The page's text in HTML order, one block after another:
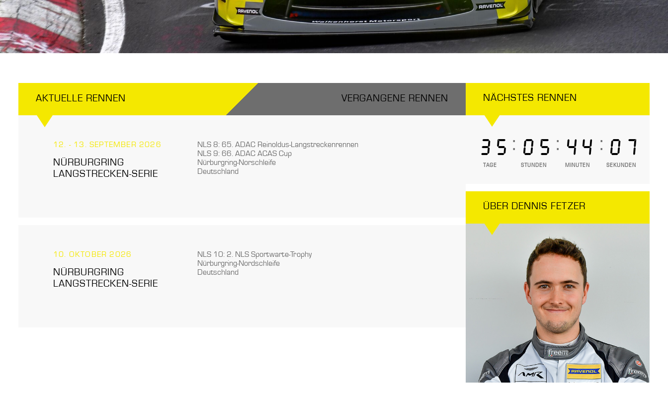
AKTUELLE RENNEN VERGANGENE RENNEN
12. - 13. SEPTEMBER 2026
NÜRBURGRING
LANGSTRECKEN-SERIE
NLS 8: 65. ADAC Reinoldus-Langstreckenrennen
NLS 9: 66. ADAC ACAS Cup
Nürburgring-Norschleife
Deutschland
10. OKTOBER 2026
NÜRBURGRING
LANGSTRECKEN-SERIE
NLS 10: 2. NLS Sportwarte-Trophy
Nürburgring-Nordschleife
Deutschland
NÄCHSTES RENNEN
35
TAGE
: 05
STUNDEN
: 44
MINUTEN
: 07
SEKUNDEN
ÜBER DENNIS FETZER